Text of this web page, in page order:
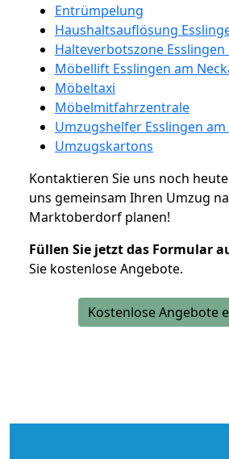
Entrümpelung
Haushaltsauflösung
Halteverbotszone
Möbellift Esslingen am
Möbeltaxi
Möbelmitfahrzentrale
Umzugshelfer Esslingen
Umzugskartons
Kontaktieren Sie uns noch
uns gemeinsam Ihren Umzug
Marktoberdorf planen!
Füllen Sie jetzt das Formular
Sie kostenlose Angebote.
Kostenlose Angebote